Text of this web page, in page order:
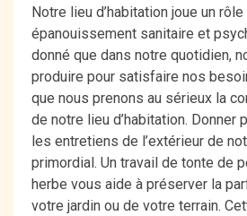
Notre lieu d’habitation joue un
épanouissement sanitaire et
donné que dans notre quotidien,
produire pour satisfaire nos
que nous prenons au sérieux la
de notre lieu d’habitation. Donner
les entretiens de l’extérieur de
primordial. Un travail de tonte de
herbe vous aide à préserver la
votre jardin ou de votre terrain.